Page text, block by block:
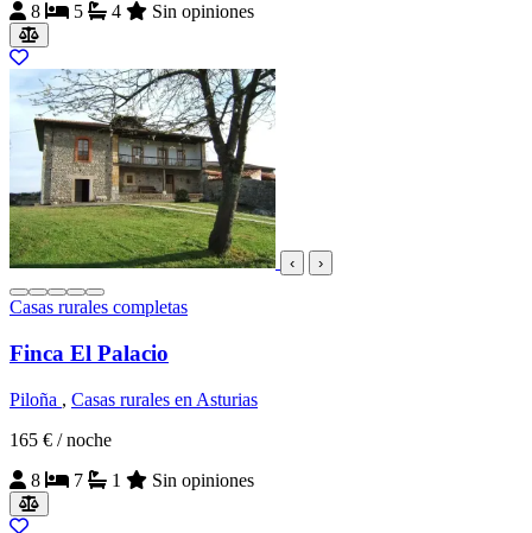
8
5 4 Sin opiniones
‹ ›
Casas rurales completas
Finca El Palacio
Piloña , Casas rurales en Asturias
165 € / noche
8
7 1 Sin opiniones